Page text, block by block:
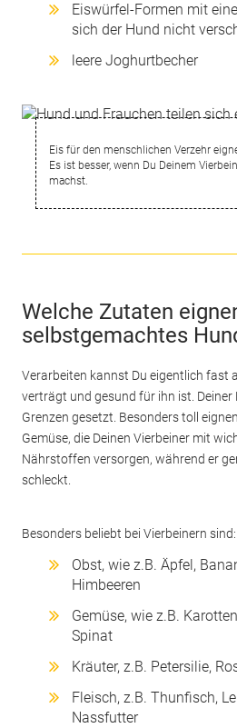
Eiswürfel-Formen mit
sich der Hund nicht
leere Joghurtbecher
Eis für den menschlichen Verzehr
Es ist besser, wenn Du Deinem
machst.
Welche Zutaten
selbstgemachtes
Verarbeiten kannst Du eigentlich fast
verträgt und gesund für ihn ist.
Grenzen gesetzt. Besonders toll
Gemüse, die Deinen Vierbeiner mit
Nährstoffen versorgen, während er
schleckt.
Besonders beliebt bei Vierbeinern sind:
Obst, wie z.B. Äpfel,
Himbeeren
Gemüse, wie z.B.
Spinat
Kräuter, z.B. Petersilie,
Fleisch, z.B. Thunfisch,
Nassfutter